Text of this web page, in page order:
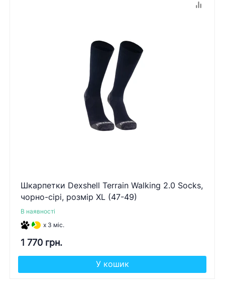
Шкарпетки Dexshell Terrain Walking 2.0 Socks,
чорно-сірі, розмір XL (47-49)
В наявності
x 3 міс.
1 770 грн.
У кошик